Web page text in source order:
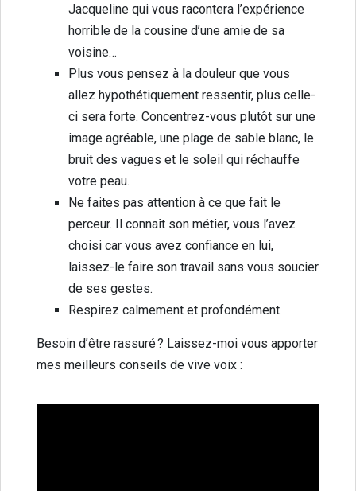
Jacqueline qui vous racontera l’expérience
horrible de la cousine d’une amie de sa
voisine…
Plus vous pensez à la douleur que vous
allez hypothétiquement ressentir, plus celle-
ci sera forte. Concentrez-vous plutôt sur une
image agréable, une plage de sable blanc, le
bruit des vagues et le soleil qui réchauffe
votre peau.
Ne faites pas attention à ce que fait le
perceur. Il connaît son métier, vous l’avez
choisi car vous avez confiance en lui,
laissez-le faire son travail sans vous soucier
de ses gestes.
Respirez calmement et profondément.
Besoin d’être rassuré ? Laissez-moi vous apporter
mes meilleurs conseils de vive voix :